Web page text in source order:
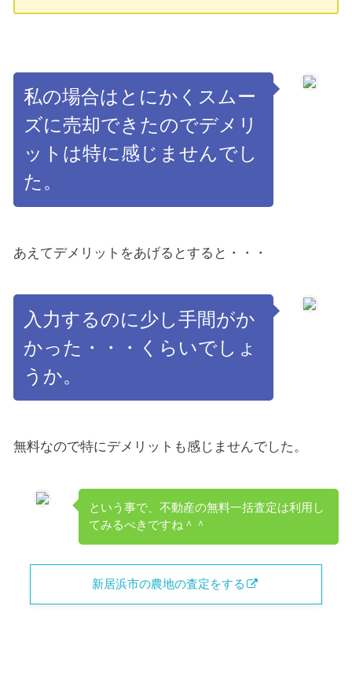
私の場合はとにかくスムー
ズに売却できたのでデメリ
ットは特に感じませんでし
た。
あえてデメリットをあげるとすると・・・
入力するのに少し手間がか
かった・・・くらいでしょ
うか。
無料なので特にデメリットも感じませんでした。
という事で、不動産の無料一括査定は利用し
てみるべきですね＾＾
新居浜市の農地の査定をする